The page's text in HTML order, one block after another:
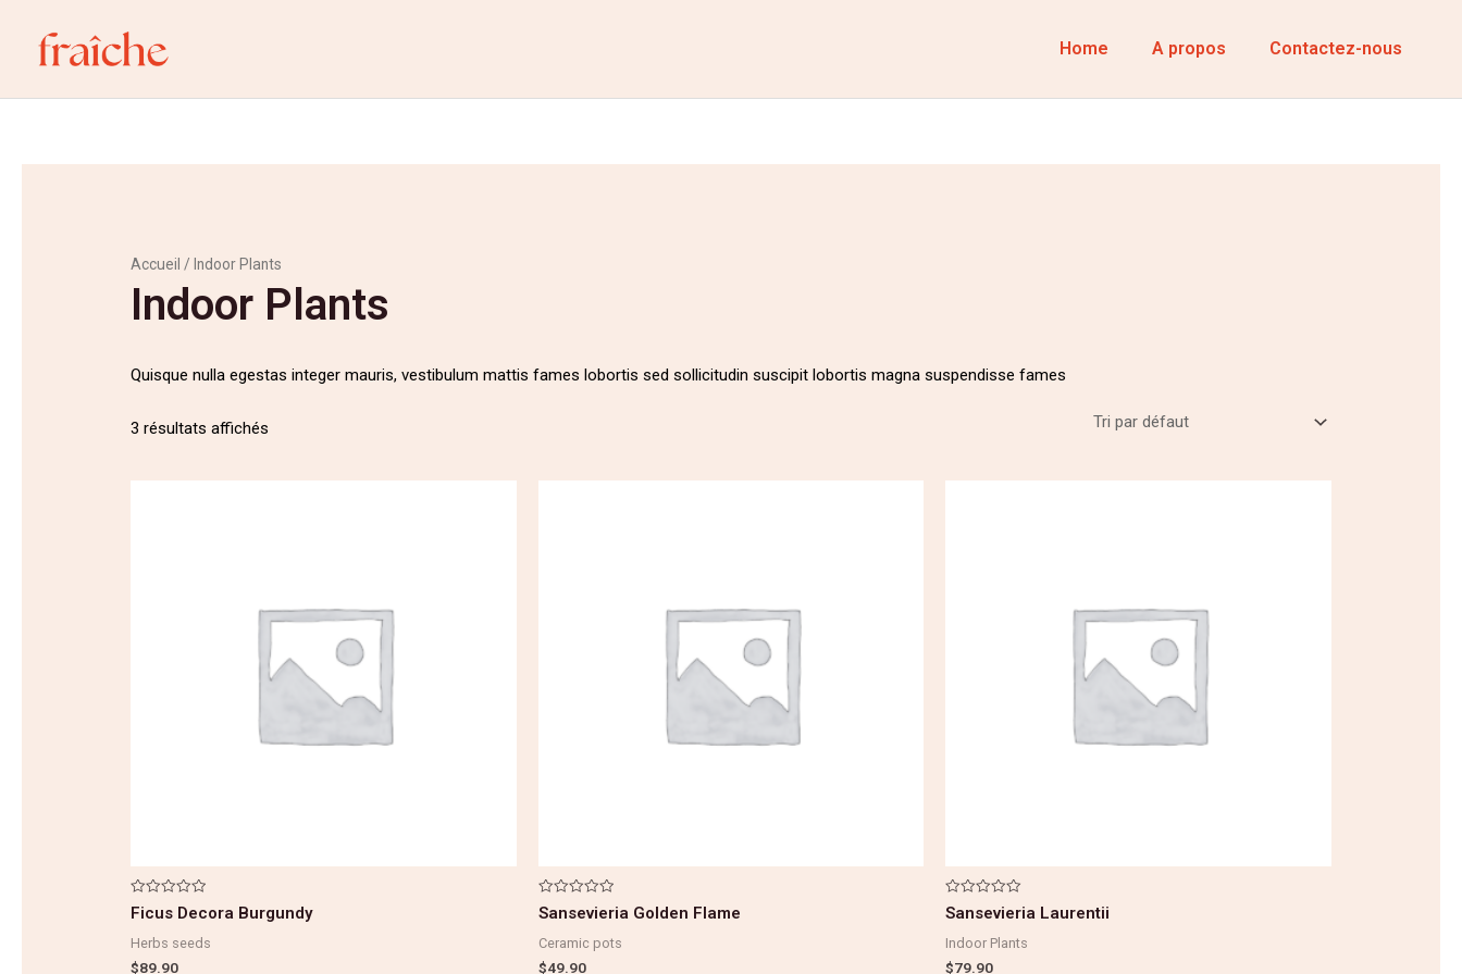
contenu
Home A propos Contactez-nous
Accueil / Indoor Plants
Indoor Plants
Quisque nulla egestas integer mauris, vestibulum mattis fames lobortis sed sollicitudin suscipit lobortis magna suspendisse fames
3 résultats affichés
Note
0
5
Ficus Decora Burgundy
Herbs seeds
$89.90
Note
0
5
Sansevieria Golden Flame
Ceramic pots
$49.90
Note
0
5
Sansevieria Laurentii
Indoor Plants
$79.90